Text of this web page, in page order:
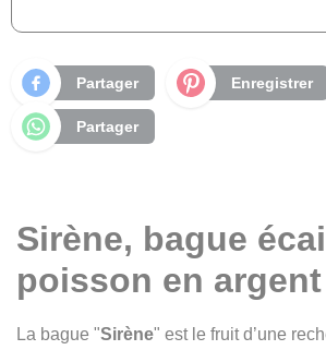
Partager Enregistrer
Partager
Sirène, bague
poisson en argent
La bague "Sirène" est le fruit d’une